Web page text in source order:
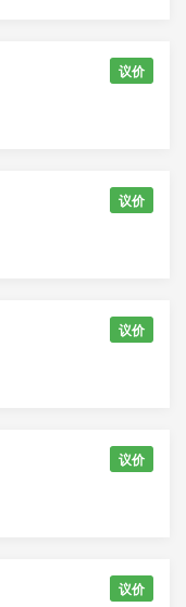
议价
议价
议价
议价
议价